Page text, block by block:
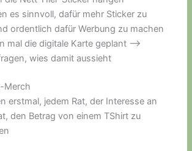
es sinnvoll, dafür mehr Sticker zu
ordentlich dafür Werbung zu machen
mal die digitale Karte geplant –>
wies damit aussieht
Merch
erstmal, jedem Rat, der Interesse an
den Betrag von einem TShirt zu